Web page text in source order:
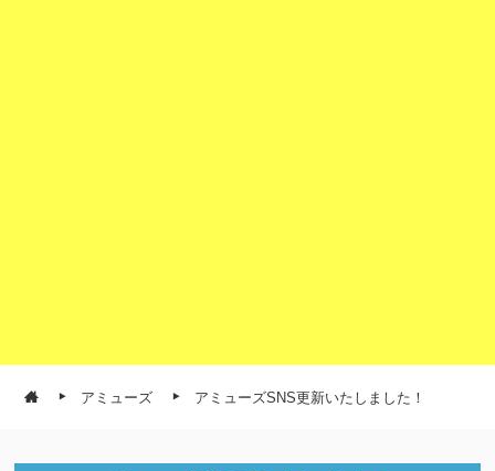
アミューズ アミューズSNS更新いたしました！